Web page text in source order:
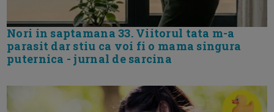
Nori in saptamana 33. Viitorul tata m-a
parasit dar stiu ca voi fi o mama singura
puternica - jurnal de sarcina